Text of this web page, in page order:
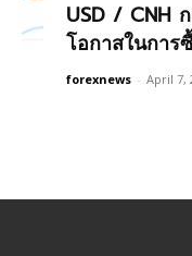
USD / CNH
โอกาสในการ
forexnews - April 7,